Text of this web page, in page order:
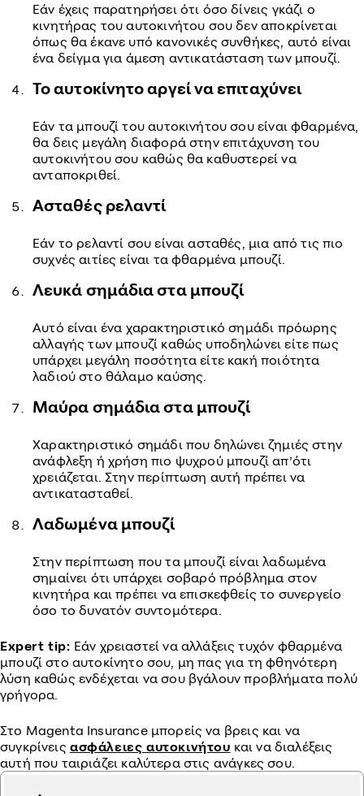
Εάν έχεις παρατηρήσει ότι όσο δίνεις γκάζι ο
κινητήρας του αυτοκινήτου σου δεν αποκρίνεται
όπως θα έκανε υπό κανονικές συνθήκες, αυτό είναι
ένα δείγμα για άμεση αντικατάσταση των μπουζί.
Το αυτοκίνητο αργεί να επιταχύνει
Εάν τα μπουζί του αυτοκινήτου σου είναι φθαρμένα,
θα δεις μεγάλη διαφορά στην επιτάχυνση του
αυτοκινήτου σου καθώς θα καθυστερεί να
ανταποκριθεί.
Ασταθές ρελαντί
Εάν το ρελαντί σου είναι ασταθές, μια από τις πιο
συχνές αιτίες είναι τα φθαρμένα μπουζί.
Λευκά σημάδια στα μπουζί
Αυτό είναι ένα χαρακτηριστικό σημάδι πρόωρης
αλλαγής των μπουζί καθώς υποδηλώνει είτε πως
υπάρχει μεγάλη ποσότητα είτε κακή ποιότητα
λαδιού στο θάλαμο καύσης.
Μαύρα σημάδια στα μπουζί
Χαρακτηριστικό σημάδι που δηλώνει ζημιές στην
ανάφλεξη ή χρήση πιο ψυχρού μπουζί απ’ότι
χρειάζεται. Στην περίπτωση αυτή πρέπει να
αντικατασταθεί.
Λαδωμένα μπουζί
Στην περίπτωση που τα μπουζί είναι λαδωμένα
σημαίνει ότι υπάρχει σοβαρό πρόβλημα στον
κινητήρα και πρέπει να επισκεφθείς το συνεργείο
όσο το δυνατόν συντομότερα.
Εxpert tip: Εάν χρειαστεί να αλλάξεις τυχόν φθαρμένα
μπουζί στο αυτοκίνητο σου, μη πας για τη φθηνότερη
λύση καθώς ενδέχεται να σου βγάλουν προβλήματα πολύ
γρήγορα.
Στο Magenta Insurance μπορείς να βρεις και να
συγκρίνεις ασφάλειες αυτοκινήτου και να διαλέξεις
αυτή που ταιριάζει καλύτερα στις ανάγκες σου.